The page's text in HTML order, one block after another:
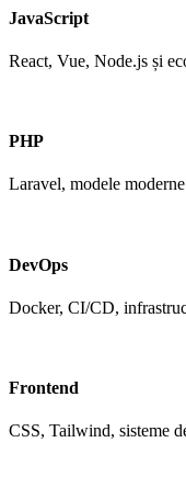
JavaScript
React, Vue, Node.js și
PHP
Laravel, modele
DevOps
Docker, CI/CD,
Frontend
CSS, Tailwind, sisteme